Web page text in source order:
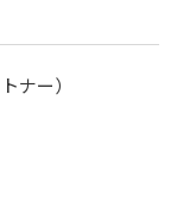
ナー）